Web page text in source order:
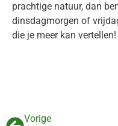
prachtige natuur, dan
dinsdagmorgen of
die je meer kan vertellen!
Vorige